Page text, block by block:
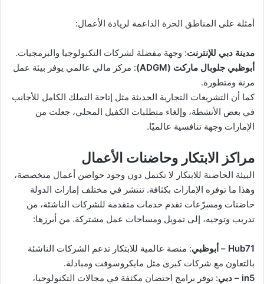
أمثلة على المناطق الحرة الداعمة لريادة الأعمال:
مدينة دبي للإنترنت: وجهة مفضلة لشركات التكنولوجيا والبرمجيات.
أبوظبي جلوبال ماركت (ADGM)
: مركز مالي عالمي يوفر بيئة عمل
مرنة ومتطورة.
كما أن التشريعات التجارية الحديثة مثل إتاحة التملك الكامل للأجانب
في بعض الأنشطة، وإلغاء متطلبات الكفيل المحلي، جعلت من
الإمارات وجهة تنافسية عالميًا.
مراكز الابتكار وحاضنات الأعمال
البيئة الحاضنة للابتكار لا تكتمل دون وجود حواضن أعمال متخصصة،
وهذا ما توفره الإمارات بكثافة. تنتشر في مختلف إمارات الدولة
حاضنات ومسرّعات تقدم خدمات متقدمة للشركات الناشئة، من
تدريب وتوجيه، إلى تمويل ومساحات عمل مشتركة. من أبرزها:
Hub71 – أبوظبي
: منصة عالمية للابتكار تدعم الشركات الناشئة
بالتعاون مع شركات كبرى مثل مايكروسوفت ومبادلة.
in5 – دبي
: توفر برامج احتضان مكثفة في مجالات التكنولوجيا،